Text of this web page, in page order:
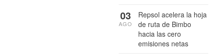
Repsol acelera la hoja
de ruta de Bimbo
hacia las cero
emisiones netas
03
AGO